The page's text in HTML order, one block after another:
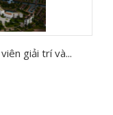
giải trí và...